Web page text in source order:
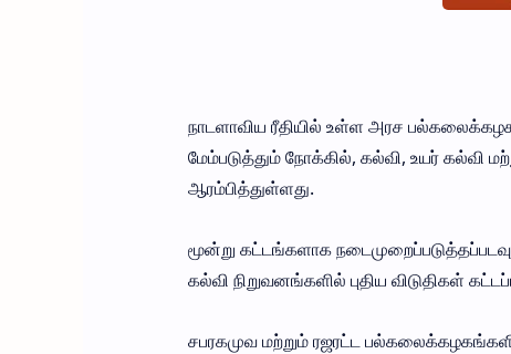
நாடளாவிய ரீதியில் உள்ள அரச
மேம்படுத்தும் நோக்கில், கல்வி, உயர் கல்வி
ஆரம்பித்துள்ளது.
மூன்று கட்டங்களாக
கல்வி நிறுவனங்களில் புதிய விடுதிகள்
சபரகமுவ மற்றும் ரஜரட்ட